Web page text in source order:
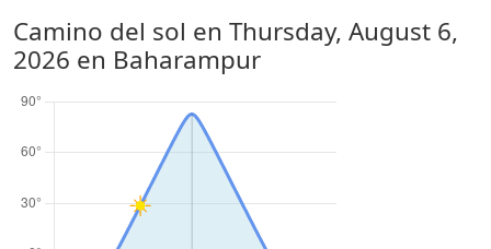
Camino del sol en Thursday, August 6,
2026 en Baharampur